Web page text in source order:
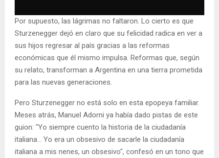
Por supuesto, las lágrimas no faltaron. Lo cierto es que
Sturzenegger dejó en claro que su felicidad radica en ver a
sus hijos regresar al país gracias a las reformas
económicas que él mismo impulsa. Reformas que, según
su relato, transforman a Argentina en una tierra prometida
para las nuevas generaciones.
Pero Sturzenegger no está solo en esta epopeya familiar.
Meses atrás, Manuel Adorni ya había dado pistas de este
guion: "Yo siempre cuento la historia de la ciudadanía
italiana… Yo era un obsesivo de sacarle la ciudadanía
italiana a mis nenes, un obsesivo", confesó en un tono que